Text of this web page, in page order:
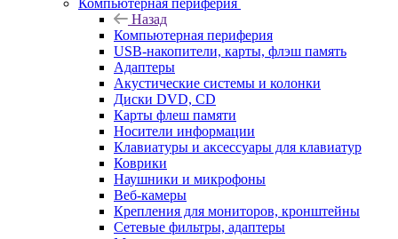
Компьютерная периферия
Назад
Компьютерная периферия
USB-накопители, карты, флэш память
Адаптеры
Акустические системы и колонки
Диски DVD, CD
Карты флеш памяти
Носители информации
Клавиатуры и аксессуары для клавиатур
Коврики
Наушники и микрофоны
Веб-камеры
Крепления для мониторов, кронштейны
Сетевые фильтры, адаптеры